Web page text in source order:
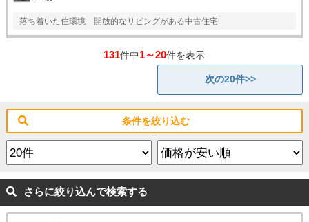
落ち着いた住環境 開放的なリビングがある中古住宅
131件中1～20件を表示
次の20件>>
条件を絞り込む
さらに絞り込んで検索する